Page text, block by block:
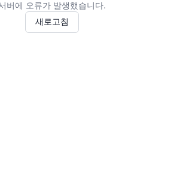
버에 오류가 발생했습니다.
새로고침